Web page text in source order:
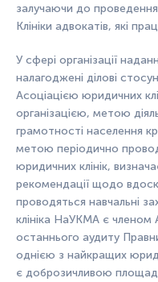
залучаючи до
Клініки адвокатів, які
У сфері організації
налагоджені ділові
Асоціацією юридичних
організацією, метою
грамотності населення
метою періодично
юридичних клінік,
рекомендації щодо
проводяться навчальні
клініка НаУКМА є
останнього аудиту
однією з найкращих
є доброзичливою